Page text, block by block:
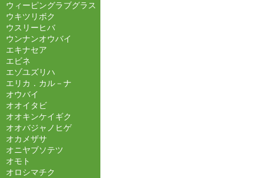
ウィーピングラブグラス
ウキツリボク
ウスリーヒバ
ウンナンオウバイ
エキナセア
エビネ
エゾユズリハ
エリカ．カル－ナ
オウバイ
オオイタビ
オオキンケイギク
オオバジャノヒゲ
オカメザサ
オニヤブソテツ
オモト
オロシマチク